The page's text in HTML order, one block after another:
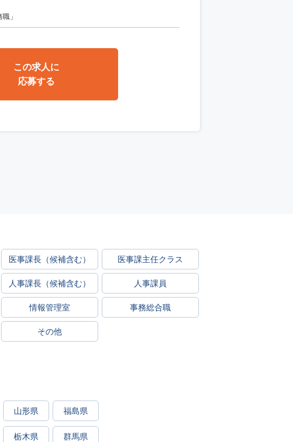
」
この求人に
応募する
医事課長（候補含む） 医事課主任クラス
人事課長（候補含む） 人事課員
情報管理室 事務総合職
その他
山形県 福島県
栃木県 群馬県